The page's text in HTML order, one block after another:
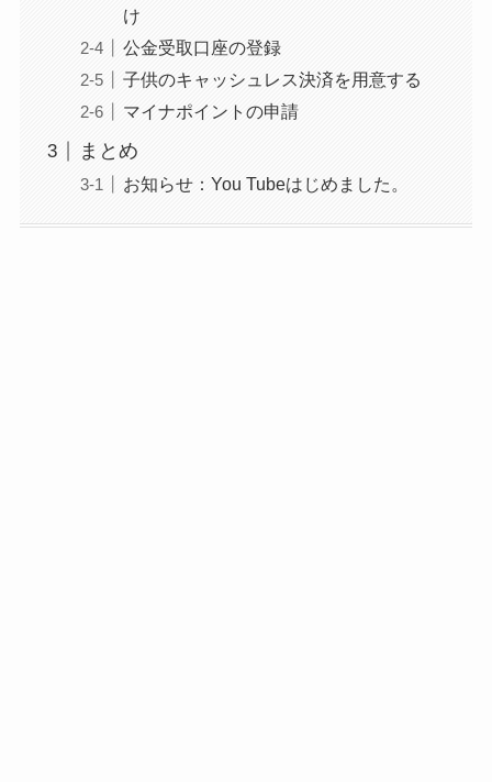
け
公金受取口座の登録
子供のキャッシュレス決済を用意する
マイナポイントの申請
まとめ
お知らせ：You Tubeはじめました。